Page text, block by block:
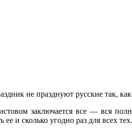
не празднуют русские так,
заключается все — вся
и сколько угодно раз для всех